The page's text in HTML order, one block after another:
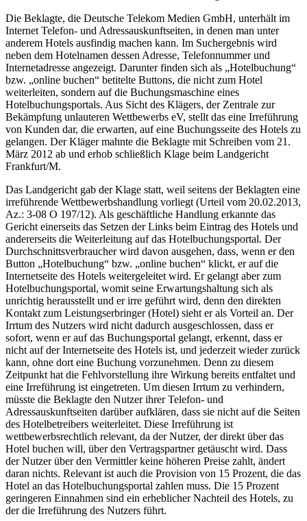
Die Beklagte, die Deutsche Telekom Medien GmbH, unterhält im
Internet Telefon- und Adressauskunftseiten, in denen man unter
anderem Hotels ausfindig machen kann. Im Suchergebnis wird
neben dem Hotelnamen dessen Adresse, Telefonnummer und
Internetadresse angezeigt. Darunter finden sich als „Hotelbuchung“
bzw. „online buchen“ betitelte Buttons, die nicht zum Hotel
weiterleiten, sondern auf die Buchungsmaschine eines
Hotelbuchungsportals. Aus Sicht des Klägers, der Zentrale zur
Bekämpfung unlauteren Wettbewerbs eV, stellt das eine Irreführung
von Kunden dar, die erwarten, auf eine Buchungsseite des Hotels zu
gelangen. Der Kläger mahnte die Beklagte mit Schreiben vom 21.
März 2012 ab und erhob schließlich Klage beim Landgericht
Frankfurt/M.
Das Landgericht gab der Klage statt, weil seitens der Beklagten eine
irreführende Wettbewerbshandlung vorliegt (Urteil vom 20.02.2013,
Az.: 3-08 O 197/12). Als geschäftliche Handlung erkannte das
Gericht einerseits das Setzen der Links beim Eintrag des Hotels und
andererseits die Weiterleitung auf das Hotelbuchungsportal. Der
Durchschnittsverbraucher wird davon ausgehen, dass, wenn er den
Button „Hotelbuchung“ bzw. „online buchen“ klickt, er auf die
Internetseite des Hotels weitergeleitet wird. Er gelangt aber zum
Hotelbuchungsportal, womit seine Erwartungshaltung sich als
unrichtig herausstellt und er irre geführt wird, denn den direkten
Kontakt zum Leistungserbringer (Hotel) sieht er als Vorteil an. Der
Irrtum des Nutzers wird nicht dadurch ausgeschlossen, dass er
sofort, wenn er auf das Buchungsportal gelangt, erkennt, dass er
nicht auf der Internetseite des Hotels ist, und jederzeit wieder zurück
kann, ohne dort eine Buchung vorzunehmen. Denn zu diesem
Zeitpunkt hat die Fehlvorstellung ihre Wirkung bereits entfaltet und
eine Irreführung ist eingetreten. Um diesen Irrtum zu verhindern,
müsste die Beklagte den Nutzer ihrer Telefon- und
Adressauskunftseiten darüber aufklären, dass sie nicht auf die Seiten
des Hotelbetreibers weiterleitet. Diese Irreführung ist
wettbewerbsrechtlich relevant, da der Nutzer, der direkt über das
Hotel buchen will, über den Vertragspartner getäuscht wird. Dass
der Nutzer über den Vermittler keine höheren Preise zahlt, ändert
daran nichts. Relevant ist auch die Provision von 15 Prozent, die das
Hotel an das Hotelbuchungsportal zahlen muss. Die 15 Prozent
geringeren Einnahmen sind ein erheblicher Nachteil des Hotels, zu
der die Irreführung des Nutzers führt.